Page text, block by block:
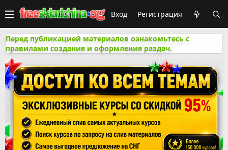
Вход Регистрация
Перед публикацией материалов ознакомьтесь с
правилами создания и оформления раздач.